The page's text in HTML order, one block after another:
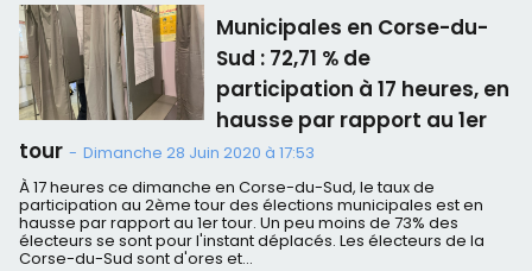
Municipales en Corse-du-
Sud : 72,71 % de
participation à 17 heures, en
hausse par rapport au 1er
tour - Dimanche 28 Juin 2020 à 17:53
À 17 heures ce dimanche en Corse-du-Sud, le taux de
participation au 2ème tour des élections municipales est en
hausse par rapport au 1er tour. Un peu moins de 73% des
électeurs se sont pour l'instant déplacés. Les électeurs de la
Corse-du-Sud sont d'ores et...